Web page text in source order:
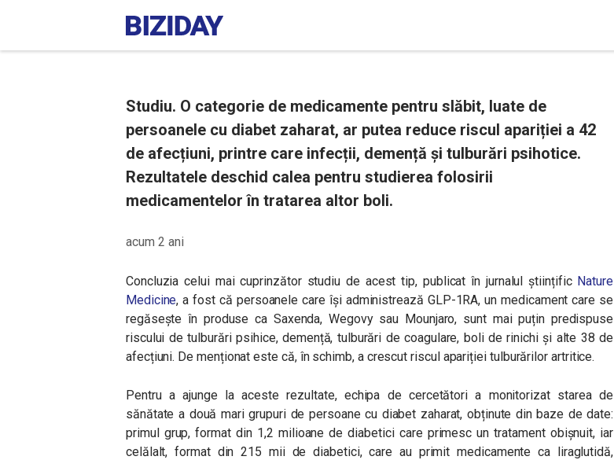
Studiu. O categorie de medicamente pentru slăbit, luate de
persoanele cu diabet zaharat, ar putea reduce riscul apariției a 42
de afecțiuni, printre care infecții, demență și tulburări psihotice.
Rezultatele deschid calea pentru studierea folosirii
medicamentelor în tratarea altor boli.
acum 2 ani
Concluzia celui mai cuprinzător studiu de acest tip, publicat în jurnalul științific Nature
Medicine, a fost că persoanele care își administrează GLP-1RA, un medicament care se
regăsește în produse ca Saxenda, Wegovy sau Mounjaro, sunt mai puțin predispuse
riscului de tulburări psihice, demență, tulburări de coagulare, boli de rinichi și alte 38 de
afecțiuni. De menționat este că, în schimb, a crescut riscul apariției tulburărilor artritice.
Pentru a ajunge la aceste rezultate, echipa de cercetători a monitorizat starea de
sănătate a două mari grupuri de persoane cu diabet zaharat, obținute din baze de date:
primul grup, format din 1,2 milioane de diabetici care primesc un tratament obișnuit, iar
celălalt, format din 215 mii de diabetici, care au primit medicamente ca liraglutidă,